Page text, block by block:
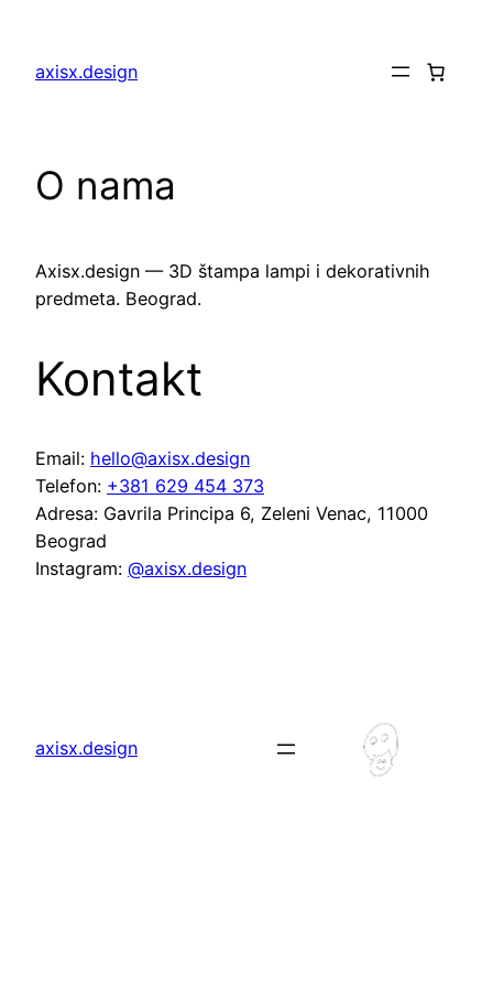
садржај
axisx.design
O nama
Axisx.design — 3D štampa lampi i dekorativnih
predmeta. Beograd.
Kontakt
Email: hello@axisx.design
Telefon: +381 629 454 373
Adresa: Gavrila Principa 6, Zeleni Venac, 11000
Beograd
Instagram: @axisx.design
axisx.design